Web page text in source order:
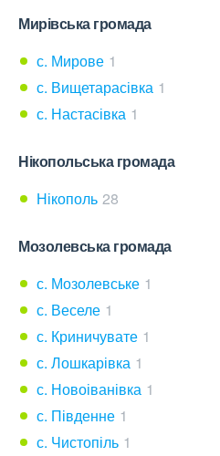
Мирівська громада
с. Мирове 1
с. Вищетарасівка 1
с. Настасівка 1
Нікопольська громада
Нікополь 28
Мозолевська громада
с. Мозолевське 1
с. Веселе 1
с. Криничувате 1
с. Лошкарівка 1
с. Новоіванівка 1
с. Південне 1
с. Чистопіль 1